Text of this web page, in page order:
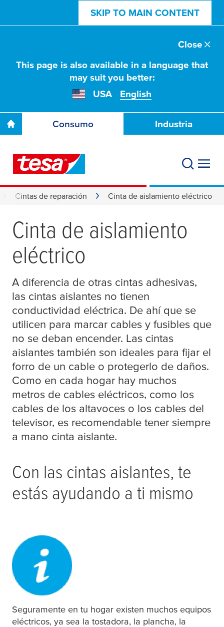
SKIP TO MAIN CONTENT
This page is also available in a language that
may suit you better:
USA
English
Close
Consumo Industria
Cintas de reparación Cinta de aislamiento eléctrico
Cinta de aislamiento
eléctrico
A diferencia de otras cintas adhesivas,
las cintas aislantes no tienen
conductividad eléctrica. De ahí que se
utilicen para marcar cables y fusibles que
no se deban encender. Las cintas
aislantes también son ideales para fijar el
forro de un cable o protegerlo de daños.
Como en cada hogar hay muchos
metros de cables eléctricos, como los
cables de los altavoces o los cables del
televisor, es recomendable tener siempre
a mano cinta aislante.
Con las cintas aislantes, te
estás ayudando a ti mismo
Seguramente en tu hogar existen muchos equipos
eléctricos, ya sea la tostadora, la plancha, la